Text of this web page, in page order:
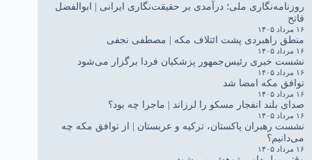
روزنامه‌نگاری ملی؛ درآمدی بر حقیقت‌نگاری ایرانی | ابوالفضل
فاتح
۱۶ مرداد ۱۴۰۵
منطق راهبردی پشت ائتلاف مکه | مصطفی نجفی
۱۶ مرداد ۱۴۰۵
نشست خبری رئیس‌جمهور پزشکیان فردا برگزار می‌شود
۱۶ مرداد ۱۴۰۵
توافق مکه امضا شد
۱۶ مرداد ۱۴۰۵
صدای بلند انفجار مسکو را لرزاند | ماجرا چه بود؟
۱۶ مرداد ۱۴۰۵
نشست رهبران پاکستان، ترکیه و عربستان | از توافق مکه چه
می‌دانیم؟
۱۶ مرداد ۱۴۰۵